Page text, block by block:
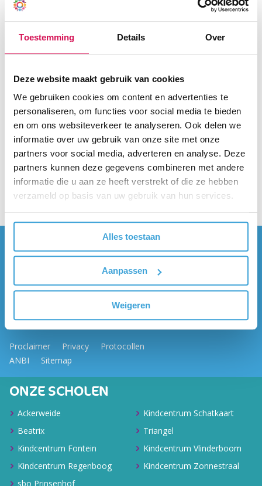
Toestemming Details Over
Deze website maakt gebruik van cookies
We gebruiken cookies om content en advertenties te
personaliseren, om functies voor social media te bieden
en om ons websiteverkeer te analyseren. Ook delen we
informatie over uw gebruik van onze site met onze
partners voor social media, adverteren en analyse. Deze
partners kunnen deze gegevens combineren met andere
informatie die u aan ze heeft verstrekt of die ze hebben
verzameld op basis van uw gebruik van hun services.
Alles toestaan
Aanpassen
Weigeren
In het onderstaande document vindt u meer informatie
over aansprakelijkheid en auteursrechten van deze
website.
Download hier onze proclaimer
Gildeweg 7b
015 - 361 46 98 (bestuursbureau)
Proclaimer Privacy
Protocollen
ANBI
Sitemap
ONZE SCHOLEN
Ackerweide
Beatrix
Kindcentrum Fontein
Kindcentrum Regenboog
sbo Prinsenhof
Kindcentrum Schatkaart
Triangel
Kindcentrum Vlinderboom
Kindcentrum Zonnestraal